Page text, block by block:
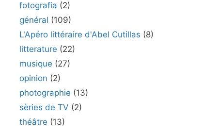
fotografia (2)
général (109)
L'Apéro littéraire d'Abel Cutillas (8)
litterature (22)
musique (27)
opinion (2)
photographie (13)
sèries de TV (2)
théâtre (13)